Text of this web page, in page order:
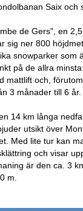
Saix och
de Gers", en
sig ner 800
snowparker som
på de allra
mattlift och,
3 månader till 6 år.
14 km långa
utsikt över
Med lite tur kan
och visar
är den ca. 3
m.